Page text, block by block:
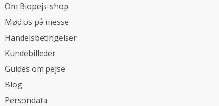
Om Biopejs-shop
Mød os på messe
Handelsbetingelser
Kundebilleder
Guides om pejse
Blog
Persondata